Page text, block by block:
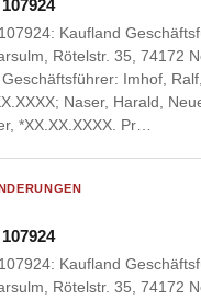
Kaufland
Rötelstr. 35, 74172
Imhof,
Naser, Harald,
*XX.XX.XXXX. Pr…
Kaufland
Rötelstr. 35, 74172